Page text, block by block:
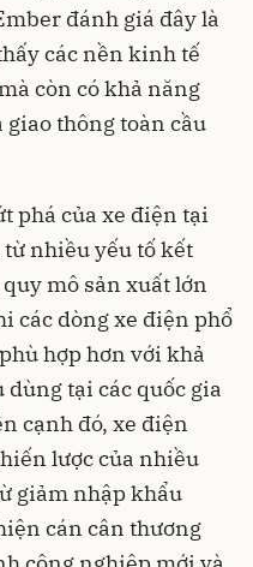
đánh giá đây là
các nền kinh tế
còn có khả năng
thông toàn cầu
phá của xe điện tại
nhiều yếu tố kết
mô sản xuất lớn
các dòng xe điện phổ
hợp hơn với khả
tại các quốc gia
cạnh đó, xe điện
lược của nhiều
giảm nhập khẩu
cán cân thương